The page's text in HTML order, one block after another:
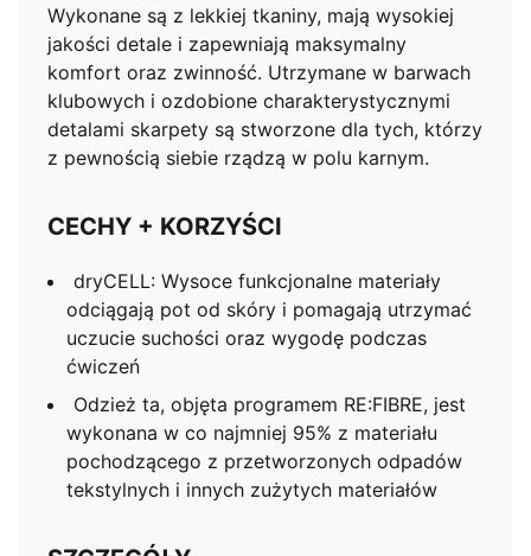
Wykonane są z lekkiej tkaniny, mają wysokiej
jakości detale i zapewniają maksymalny
komfort oraz zwinność. Utrzymane w barwach
klubowych i ozdobione charakterystycznymi
detalami skarpety są stworzone dla tych, którzy
z pewnością siebie rządzą w polu karnym.
CECHY + KORZYŚCI
dryCELL: Wysoce funkcjonalne materiały
odciągają pot od skóry i pomagają utrzymać
uczucie suchości oraz wygodę podczas
ćwiczeń
Odzież ta, objęta programem RE:FIBRE, jest
wykonana w co najmniej 95% z materiału
pochodzącego z przetworzonych odpadów
tekstylnych i innych zużytych materiałów